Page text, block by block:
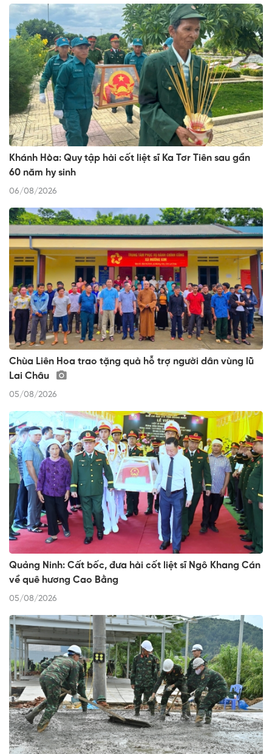
Khánh Hòa: Quy tập hài cốt liệt sĩ Ka Tơr Tiên sau gần
60 năm hy sinh
06/08/2026
Chùa Liên Hoa trao tặng quà hỗ trợ người dân vùng lũ
Lai Châu
05/08/2026
Quảng Ninh: Cất bốc, đưa hài cốt liệt sĩ Ngô Khang Cán
về quê hương Cao Bằng
05/08/2026